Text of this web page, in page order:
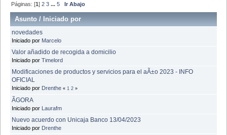
Páginas: [1]2 3 ...5 Ir Abajo
Asunto /Iniciado por
novedades
Iniciado por Marcelo
Valor añadido de recogida a domicilio
Iniciado por Timelord
Modificaciones de productos y servicios para el aÃ±o 2023 - INFO
OFICIAL
Iniciado por Drenthe « 1 2 »
ÃGORA
Iniciado por Laurafm
Nuevo acuerdo con Unicaja Banco 13/04/2023
Iniciado por Drenthe